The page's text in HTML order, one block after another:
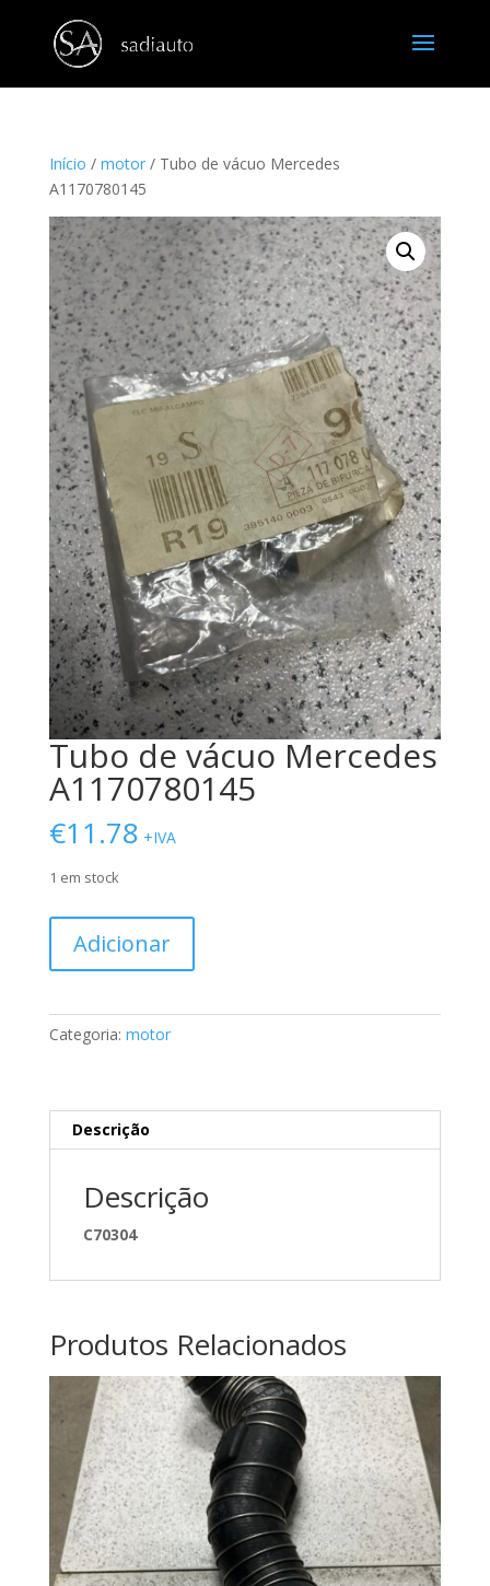
Início / motor/ Tubo de vácuo Mercedes
A1170780145
Tubo de vácuo Mercedes
A1170780145
€11.78 +IVA
1 em stock
Tubo
vácuo
Adicionar
Categoria: motor
Descrição
Descrição
C70304
Produtos Relacionados